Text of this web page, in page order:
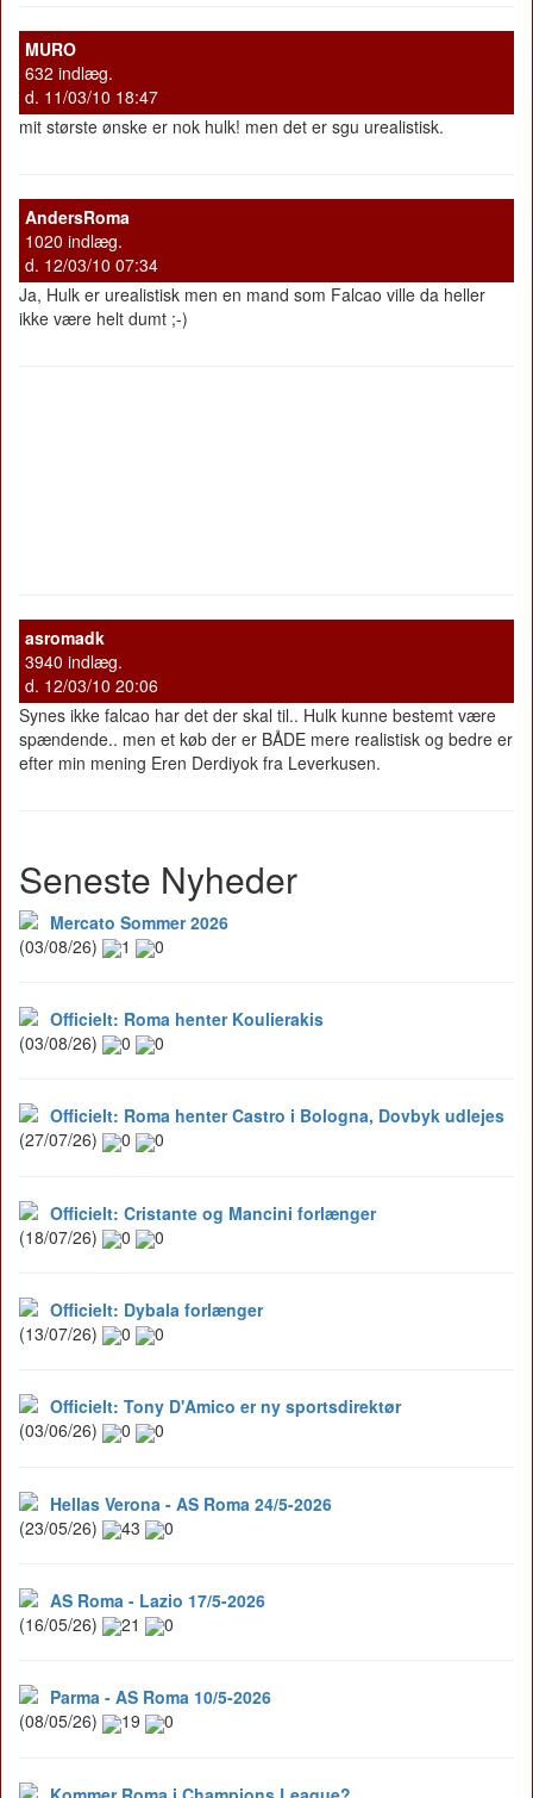
MURO
632 indlæg.
d. 11/03/10 18:47
mit største ønske er nok hulk! men det er sgu urealistisk.
AndersRoma
1020 indlæg.
d. 12/03/10 07:34
Ja, Hulk er urealistisk men en mand som Falcao ville da heller
ikke være helt dumt ;-)
asromadk
3940 indlæg.
d. 12/03/10 20:06
Synes ikke falcao har det der skal til.. Hulk kunne bestemt være
spændende.. men et køb der er BÅDE mere realistisk og bedre er
efter min mening Eren Derdiyok fra Leverkusen.
Seneste Nyheder
Mercato Sommer 2026
(03/08/26)
1 0
Officielt: Roma henter Koulierakis
(03/08/26)
0 0
Officielt: Roma henter Castro i Bologna, Dovbyk udlejes
(27/07/26)
0 0
Officielt: Cristante og Mancini forlænger
(18/07/26)
0 0
Officielt: Dybala forlænger
(13/07/26)
0 0
Officielt: Tony D'Amico er ny sportsdirektør
(03/06/26)
0 0
Hellas Verona - AS Roma 24/5-2026
(23/05/26)
43 0
AS Roma - Lazio 17/5-2026
(16/05/26)
21 0
Parma - AS Roma 10/5-2026
(08/05/26)
19 0